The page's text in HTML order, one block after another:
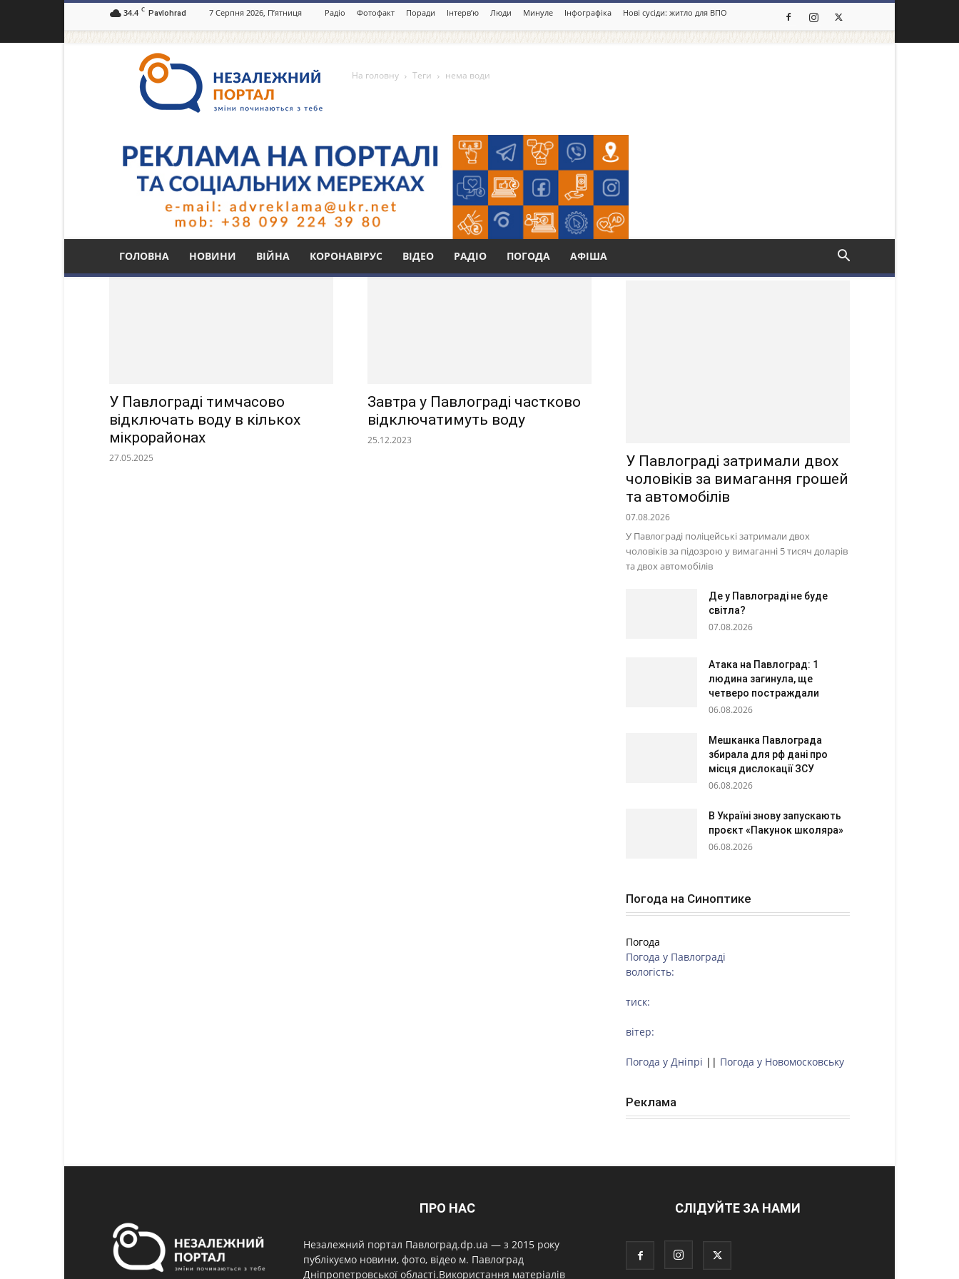
34.4 C Pavlohrad 7 Серпня 2026, П’ятниця Радіо Фотофакт Поради Інтерв’ю Люди Минуле Інфографіка Нові сусіди: житло для ВПО
портал
Павлоград.dp.ua
ГОЛОВНА НОВИНИ ВІЙНА КОРОНАВІРУС ВІДЕО РАДІО ПОГОДА АФІША
На головну Теги нема води
Тег: нема води
У Павлограді тимчасово
відключать воду в кількох
мікрорайонах
27.05.2025
Завтра у Павлограді частково
відключатимуть воду
25.12.2023
У Павлограді затримали двох
чоловіків за вимагання грошей
та автомобілів
07.08.2026
У Павлограді поліцейські затримали двох
чоловіків за підозрою у вимаганні 5 тисяч доларів
та двох автомобілів
Де у Павлограді не буде
світла?
07.08.2026
Атака на Павлоград: 1
людина загинула, ще
четверо постраждали
06.08.2026
Мешканка Павлограда
збирала для рф дані про
місця дислокації ЗСУ
06.08.2026
В Україні знову запускають
проєкт «Пакунок школяра»
06.08.2026
Погода на Синоптике
Погода
Погода у Павлограді
вологість:
тиск:
вітер:
Погода у Дніпрі || Погода у Новомосковську
Реклама
ПРО НАС
Незалежний портал Павлоград.dp.ua — з 2015 року
публікуємо новини, фото, відео м. Павлоград
Дніпропетровської області.Використання матеріалів
СЛІДУЙТЕ ЗА НАМИ